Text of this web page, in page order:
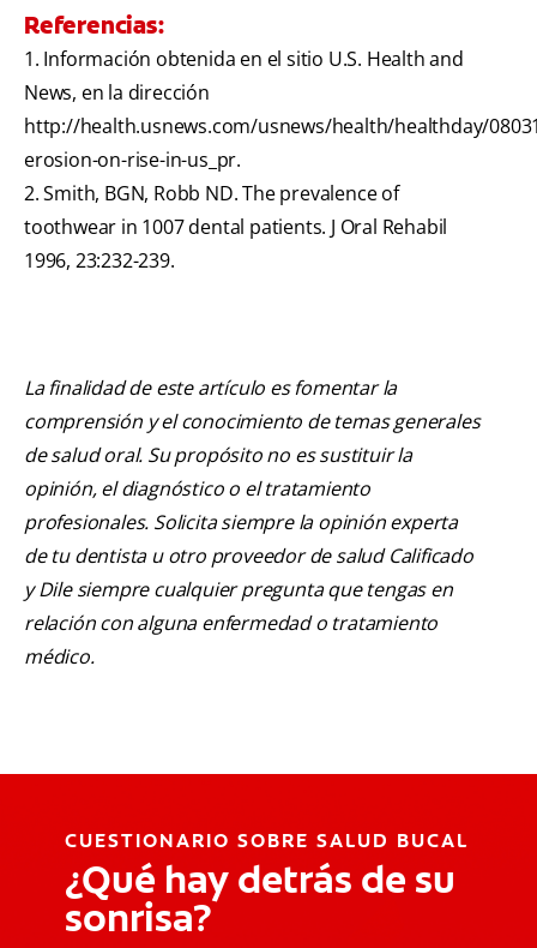
Referencias:
1. Información obtenida en el sitio U.S. Health and
News, en la dirección
http://health.usnews.com/usnews/health/healthday/
erosion-on-rise-in-us_pr.
2. Smith, BGN, Robb ND. The prevalence of
toothwear in 1007 dental patients. J Oral Rehabil
1996, 23:232-239.
La finalidad de este artículo es fomentar la
comprensión y el conocimiento de temas generales
de salud oral. Su propósito no es sustituir la
opinión, el diagnóstico o el tratamiento
profesionales. Solicita siempre la opinión experta
de tu dentista u otro proveedor de salud Calificado
y Dile siempre cualquier pregunta que tengas en
relación con alguna enfermedad o tratamiento
médico.
CUESTIONARIO SOBRE SALUD BUCAL
¿Qué hay detrás de su
sonrisa?